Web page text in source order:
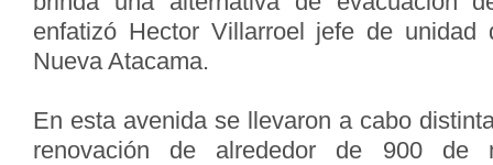
enfatizó Hector Villarroel jefe de unidad
Nueva Atacama.
En esta avenida se llevaron a cabo
renovación de alrededor de 900 de